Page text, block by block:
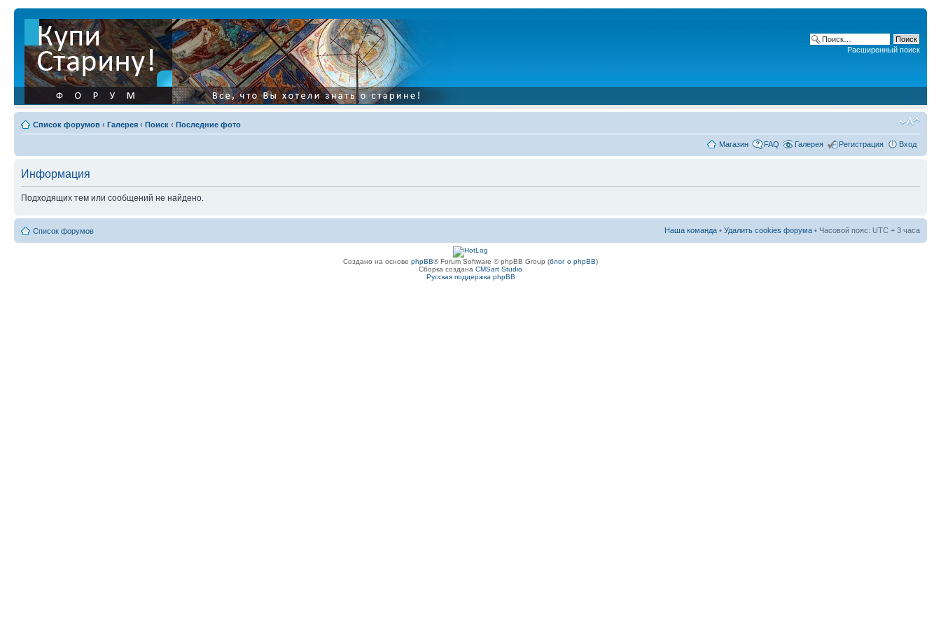
Расширенный поиск
Список форумов ‹ Галерея ‹ Поиск ‹ Последние фото
Магазин FAQ Галерея Регистрация Вход
Информация
Подходящих тем или сообщений не найдено.
Список форумов Наша команда • Удалить cookies форума • Часовой пояс: UTC + 3 часа
Создано на основе phpBB® Forum Software © phpBB Group (блог о phpBB)
Сборка создана CMSart Studio
Русская поддержка phpBB